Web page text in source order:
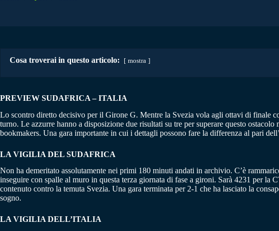
Cosa troverai in questo articolo: mostra
PREVIEW SUDAFRICA – ITALIA
Lo scontro diretto decisivo per il Girone G. Mentre la Svezia vola agli ottavi di finale
turno. Le azzurre hanno a disposizione due risultati su tre per superare questo
bookmakers. Una gara importante in cui i dettagli possono fare la differenza al pari
LA VIGILIA DEL SUDAFRICA
Non ha demeritato assolutamente nei primi 180 minuti andati in archivio. C’è
inseguire con spalle al muro in questa terza giornata di fase a gironi. Sarà 4231 per
contenuto contro la temuta Svezia. Una gara terminata per 2-1 che ha lasciato la
sogno.
LA VIGILIA DELL’ITALIA